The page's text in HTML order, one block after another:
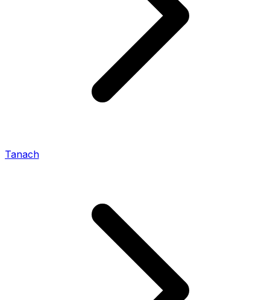
Tanach